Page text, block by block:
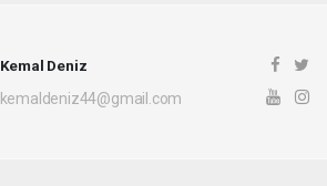
Kemal Deniz
kemaldeniz44@gmail.com